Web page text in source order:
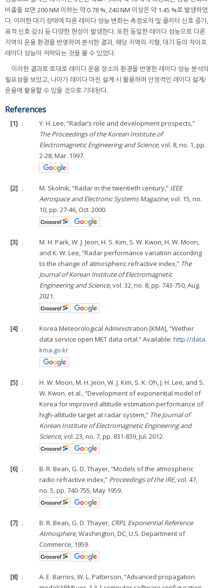
비중을 보면 200 NM 이하는 약 0.78 %, 240 NM 이상은 약 1.45 %로 발생하였
다. 이러한 대기 상태에 따른 레이다 성능 변화는 측정오차 및 클러터 신호 증가,
표적 신호 감쇠 등 다양한 현상이 발생한다. 또한 동일한 레이다 성능으로 다른
지역의 운용 환경을 반영하여 분석한 결과, 해당 지역의 지형, 대기 등의 차이로
레이다 성능이 저하되는 것을 볼 수 있었다.
이러한 결과로 토대로 레이다 운용 장소의 환경을 반영한 레이다 성능 분석의
필요성을 보았고, 나아가 레이다 마진 설계 시 활용하여 안정적인 레이다 설계/
운용에 활용할 수 있을 것으로 기대된다.
References
[1] .
Y. H. Lee, “Radar’s role and development prospects,”
The Proceedings of the Korean Institute of
Electromagnetic Engineering and Science, vol. 8, no. 1, pp.
2-28, Mar. 1997.
[2] . M. Skolnik, “Radar in the twentieth century,” IEEE
Aerospace and Electronic Systems Magazine, vol. 15, no.
10, pp. 27-46, Oct. 2000.
[3] .
M. H. Park, W. J. Jeon, H. S. Kim, S. W. Kwon, H. W. Moon,
and K. W. Lee, “Radar performance variation according
to the change of atmospheric refractive index,” The
Journal of Korean Institute of Electromagnetic
Engineering and Science, vol. 32, no. 8, pp. 743-750, Aug.
2021.
[4] .
Korea Meteorological Administration [KMA], “Wether
data service open MET data ortal.” Available:http://data.
kma.go.kr
[5] .
H. W. Moon, M. H. Jeon, W. J. Kim, S. K. Oh, J. H. Lee, and S.
W. Kwon, et al., “Development of exponential model of
Korea for improved altitude estimation performance of
high-altitude target at radar system,” The Journal of
Korean Institute of Electromagnetic Engineering and
Science, vol. 23, no. 7, pp. 831-839, Jul. 2012.
[6] .
B. R. Bean, G. D. Thayer, “Models of the atmospheric
radio refractive index,” Proceedings of the IRE, vol. 47,
no. 5, pp. 740-755, May 1959.
[7] . B. R. Bean, G. D. Thayer, CRPL Exponential Reference
Atmosphere, Washington, DC, U.S. Department of
Commerce, 1959.
[8] .
A. E. Barrios, W. L. Patterson, “Advanced propagation